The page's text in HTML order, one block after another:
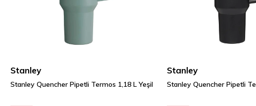
Stanley
Stanley Quencher Pipetli Termos 1,18 L Yeşil
Stanley
Stanley Quencher Pipetli